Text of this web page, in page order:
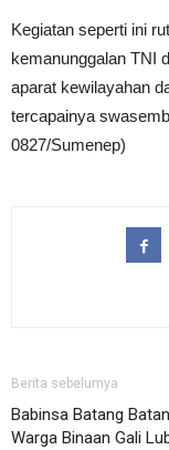
Kegiatan seperti ini
kemanunggalan TNI
aparat kewilayahan
tercapainya
0827/Sumenep)
Berita sebelumya
Babinsa Batang
Warga Binaan Gali